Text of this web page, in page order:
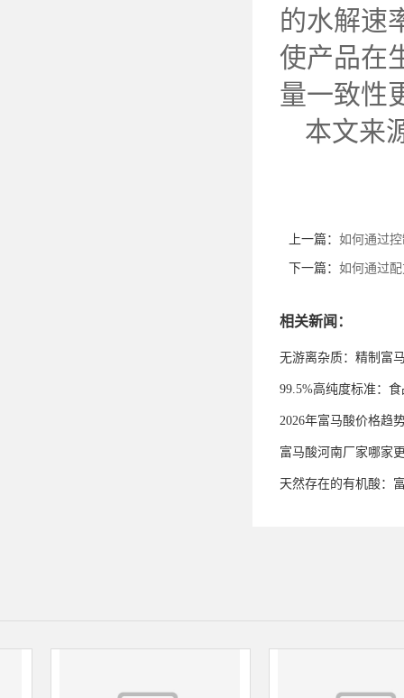
的水解速
使产品在
量一致性
本文来
上一篇： 如何通过
下一篇： 如何通过
相关新闻：
无游离杂质：精制富
99.5%高纯度标准：
2026年富马酸价格趋
富马酸河南厂家哪家
天然存在的有机酸：